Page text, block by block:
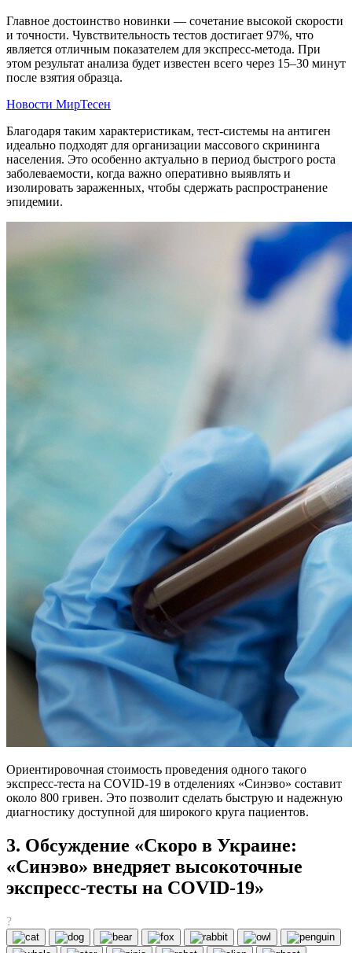
Главное достоинство новинки — сочетание высокой скорости
и точности. Чувствительность тестов достигает 97%, что
является отличным показателем для экспресс-метода. При
этом результат анализа будет известен всего через 15–30 минут
после взятия образца.
Новости МирТесен
Благодаря таким характеристикам, тест-системы на антиген
идеально подходят для организации массового скрининга
населения. Это особенно актуально в период быстрого роста
заболеваемости, когда важно оперативно выявлять и
изолировать зараженных, чтобы сдержать распространение
эпидемии.
Ориентировочная стоимость проведения одного такого
экспресс-теста на COVID-19 в отделениях «Синэво» составит
около 800 гривен. Это позволит сделать быструю и надежную
диагностику доступной для широкого круга пациентов.
3. Обсуждение «Скоро в Украине:
«Синэво» внедряет высокоточные
экспресс-тесты на COVID-19»
?